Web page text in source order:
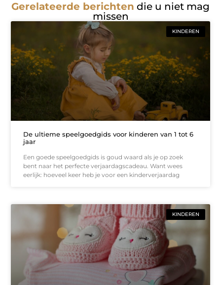
Gerelateerde berichten die u niet mag
missen
KINDEREN
De ultieme speelgoedgids voor kinderen van 1 tot 6
jaar
Een goede speelgoedgids is goud waard als je op zoek
bent naar het perfecte verjaardagscadeau. Want wees
eerlijk: hoeveel keer heb je voor een kinderverjaardag
KINDEREN